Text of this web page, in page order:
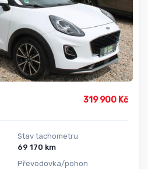
319 900 Kč
Stav tachometru
69 170 km
Převodovka/pohon